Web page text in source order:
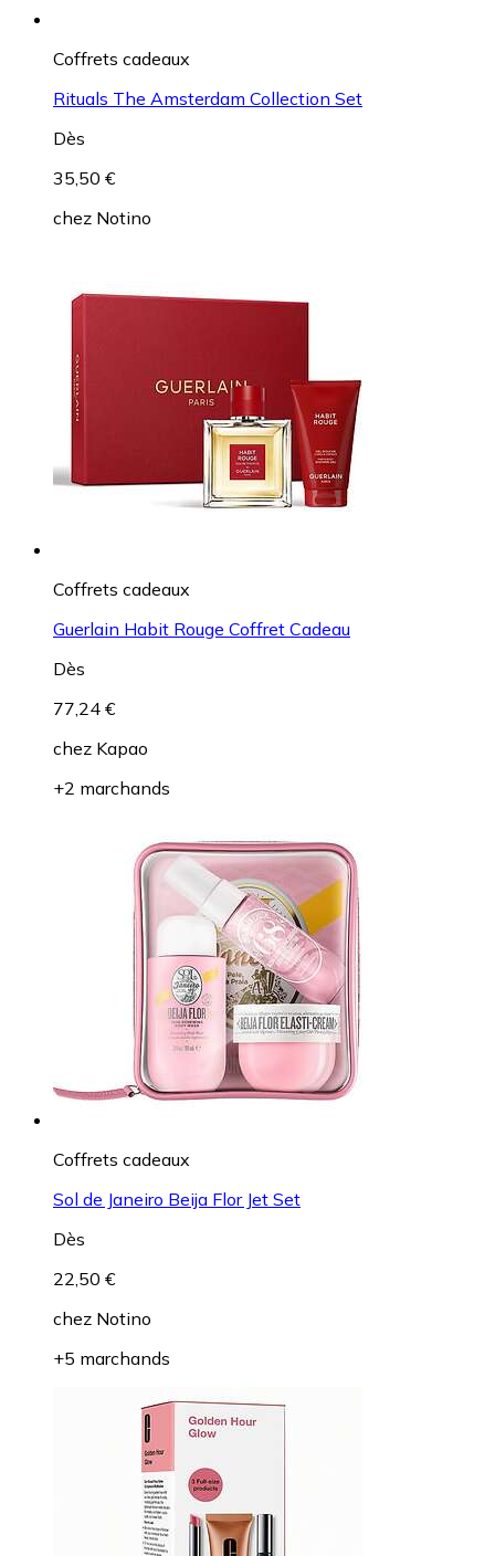
Coffrets cadeaux
Rituals The Amsterdam Collection Set
Dès
35,50 €
chez Notino
Coffrets cadeaux
Guerlain Habit Rouge Coffret Cadeau
Dès
77,24 €
chez Kapao
+2 marchands
Coffrets cadeaux
Sol de Janeiro Beija Flor Jet Set
Dès
22,50 €
chez Notino
+5 marchands